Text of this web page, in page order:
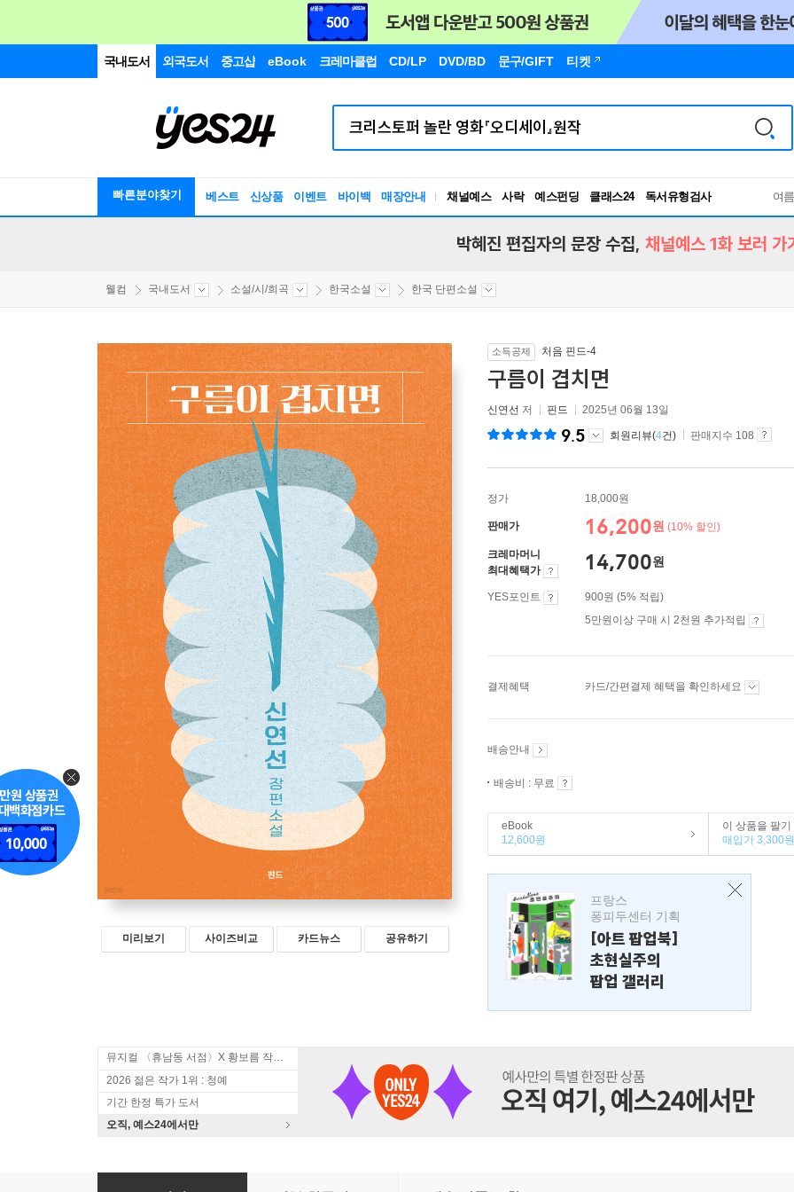
국내도서 외국도서 중고샵 eBook 크레마클럽 CD/LP DVD/BD 문구/GIFT 티켓
빠른분야찾기 베스트 신상품 이벤트 바이백 매장안내 채널예스 사락 예스펀딩 클래스24
RBTI Lab
독서유형검사
여
박혜진 편집자의 문장 수집, 채널예스 1화 보러 가
웰컴 국내도서 소설/시/희곡 한국소설 한국 단편소설
미리보기 사이즈비교 카드뉴스 공유하기
소득공제 처음 핀드-4
구름이 겹치면
신연선 저 핀드 2025년 06월 13일
9.5 회원리뷰(4건) 판매지수 108
정가 18,000원
판매가 16,200원 (10% 할인)
크레마머니
최대혜택가
14,700원
YES포인트
900원 (5% 적립)
5만원이상 구매 시 2천원 추가적립
결제혜택 카드/간편결제 혜택을 확인하세요
배송안내
배송비 : 무료
eBook
12,600원
이 상품을 팔기
매입가 3,300원
프랑스
퐁피두센터 기획
[아트 팝업북]
초현실주의
팝업 갤러리
뮤지컬 〈휴남동 서점〉X 황보름 작가 북토크
2026 젊은 작가 1위 : 청예
기간 한정 특가 도서
오직, 예스24에서만